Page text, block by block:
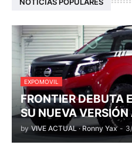
EXPOMOVIL
FRONTIER DEBUTA
SU NUEVA
by VIVE ACTUAL · Ronny Yax -